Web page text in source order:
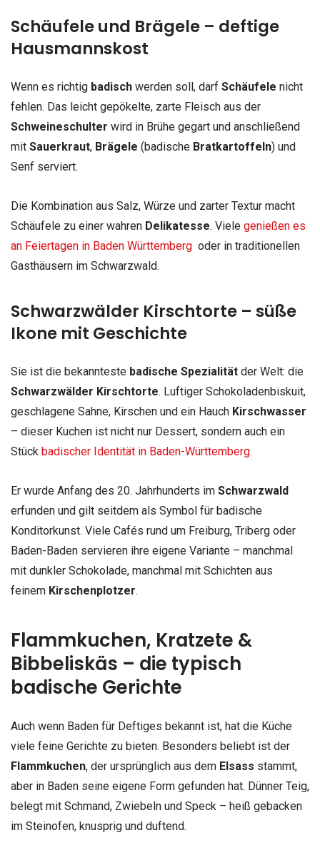
Schäufele und Brägele – deftige
Hausmannskost
Wenn es richtig badisch werden soll, darf Schäufele nicht
fehlen. Das leicht gepökelte, zarte Fleisch aus der
Schweineschulter wird in Brühe gegart und anschließend
mit Sauerkraut, Brägele (badische Bratkartoffeln) und
Senf serviert.
Die Kombination aus Salz, Würze und zarter Textur macht
Schäufele zu einer wahren Delikatesse. Viele genießen es
an Feiertagen in Baden Württemberg oder in traditionellen
Gasthäusern im Schwarzwald.
Schwarzwälder Kirschtorte – süße
Ikone mit Geschichte
Sie ist die bekannteste badische Spezialität der Welt: die
Schwarzwälder Kirschtorte. Luftiger Schokoladenbiskuit,
geschlagene Sahne, Kirschen und ein Hauch Kirschwasser
– dieser Kuchen ist nicht nur Dessert, sondern auch ein
Stück badischer Identität in Baden-Württemberg.
Er wurde Anfang des 20. Jahrhunderts im Schwarzwald
erfunden und gilt seitdem als Symbol für badische
Konditorkunst. Viele Cafés rund um Freiburg, Triberg oder
Baden-Baden servieren ihre eigene Variante – manchmal
mit dunkler Schokolade, manchmal mit Schichten aus
feinem Kirschenplotzer.
Flammkuchen, Kratzete &
Bibbeliskäs – die typisch
badische Gerichte
Auch wenn Baden für Deftiges bekannt ist, hat die Küche
viele feine Gerichte zu bieten. Besonders beliebt ist der
Flammkuchen, der ursprünglich aus dem Elsass stammt,
aber in Baden seine eigene Form gefunden hat. Dünner Teig,
belegt mit Schmand, Zwiebeln und Speck – heiß gebacken
im Steinofen, knusprig und duftend.